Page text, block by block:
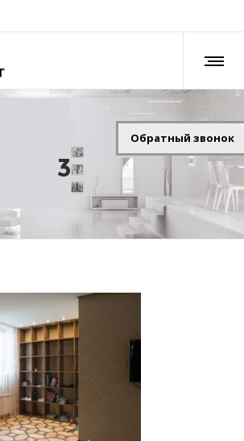
3
Обратный звонок